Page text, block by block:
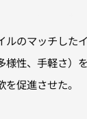
のマッチした
様性、手軽さ）
促進させた。